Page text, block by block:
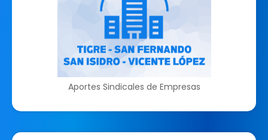
Aportes Sindicales de Empresas